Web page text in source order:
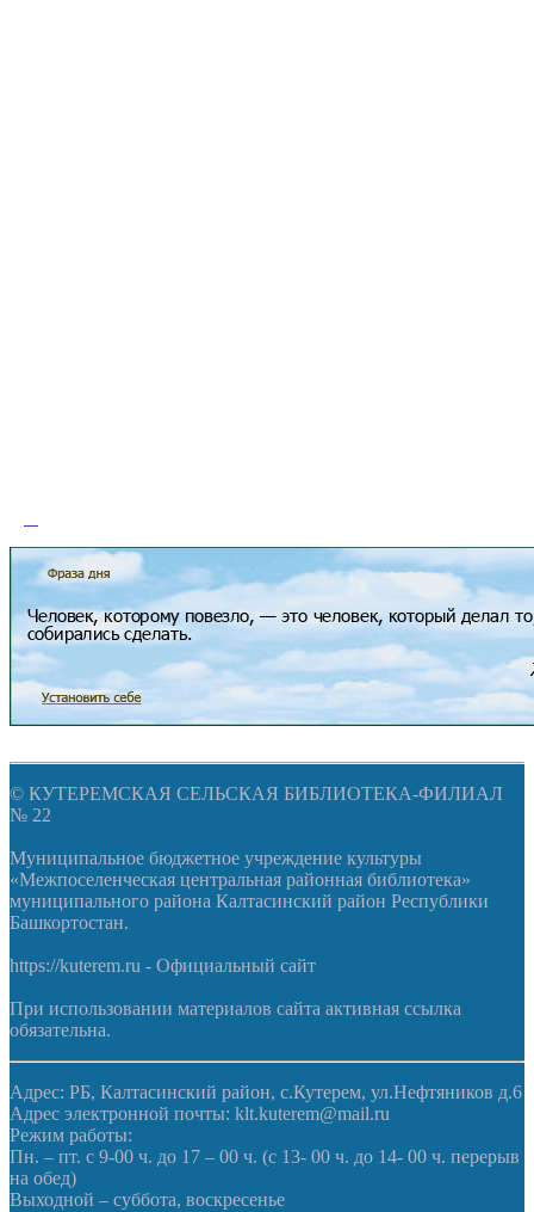
© КУТЕРЕМСКАЯ СЕЛЬСКАЯ БИБЛИОТЕКА-ФИЛИАЛ
№ 22
Муниципальное бюджетное учреждение культуры
«Межпоселенческая центральная районная библиотека»
муниципального района Калтасинский район Республики
Башкортостан.
https://kuterem.ru - Официальный сайт
При использовании материалов сайта активная ссылка
обязательна.
Адрес: РБ, Калтасинский район, с.Кутерем, ул.Нефтяников д.6
Адрес электронной почты: klt.kuterem@mail.ru
Режим работы:
Пн. – пт. с 9-00 ч. до 17 – 00 ч. (с 13- 00 ч. до 14- 00 ч. перерыв
на обед)
Выходной – суббота, воскресенье